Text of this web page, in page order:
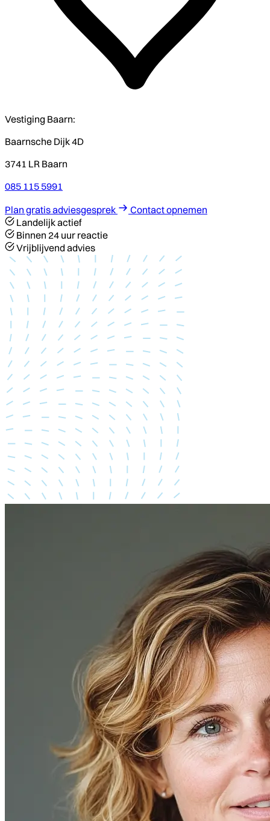
Vestiging Baarn:
Baarnsche Dijk 4D
3741 LR Baarn
085 115 5991
Plan gratis adviesgesprek
Contact opnemen
Landelijk actief
Binnen 24 uur reactie
Vrijblijvend advies